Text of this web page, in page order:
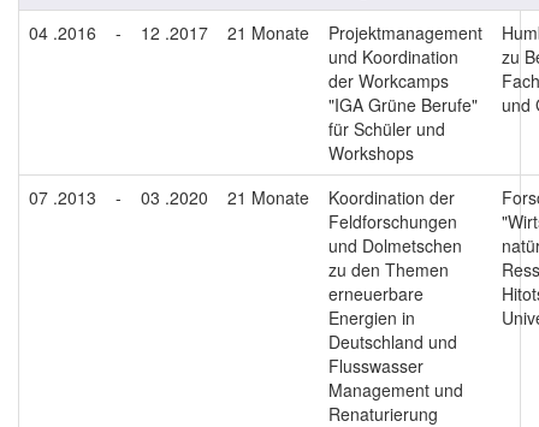
04 .2016
- 12 .2017 21 Monate
Projektmanagement
und Koordination
der Workcamps
"IGA Grüne Berufe"
für Schüler und
Workshops
zu
und
07 .2013 - 03 .2020 21 Monate
Koordination der
Feldforschungen
und Dolmetschen
zu den Themen
erneuerbare
Energien in
Deutschland und
Flusswasser
Management und
Renaturierung